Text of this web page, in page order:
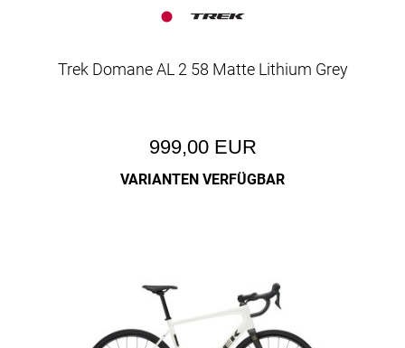
Trek Domane AL 2 58 Matte Lithium Grey
999,00 EUR
VARIANTEN VERFÜGBAR